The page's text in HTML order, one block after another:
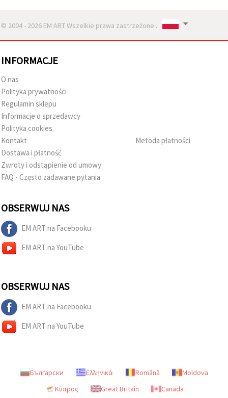
partnerów
analitycznych
i
Możesz
zgodzić się
na
używanie
wszystkich
plików
cookie,
klikając
"Akceptuj
wszystkie!"
lub
wskazać
swoje
preferencje
w
Ustawieniach,
plików
cookie i
klikając
przycisk
"Zapisz"
© 2004 - 2026 EM ART Wszelkie prawa zastrzeżone..
INFORMACJE
O nas
Polityka prywatności
Regulamin sklepu
Informacje o sprzedawcy
Polityka cookies
Kontakt
Dostawa i płatność
Zwroty i odstąpienie od umowy
FAQ - Często zadawane pytania
Metoda płatności
OBSERWUJ NAS
EM ART na Facebooku
EM ART na YouTube
OBSERWUJ NAS
EM ART na Facebooku
EM ART na YouTube
Български Ελληνικά Română
Moldova
Κύπρος
Great Britain Canada